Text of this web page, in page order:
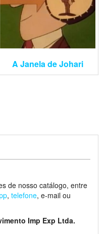
A Janela de Johari
de nosso catálogo, entre
, telefone, e-mail ou
Imp Exp Ltda.